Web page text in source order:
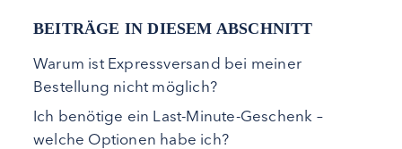
BEITRÄGE IN DIESEM ABSCHNITT
Warum ist Expressversand bei meiner
Bestellung nicht möglich?
Ich benötige ein Last-Minute-Geschenk –
welche Optionen habe ich?